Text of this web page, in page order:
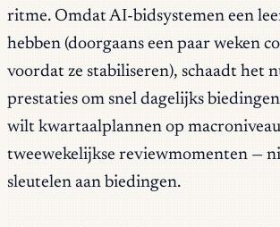
ritme. Omdat AI-bidsystemen een
hebben (doorgaans een paar weken
voordat ze stabiliseren), schaadt het
prestaties om snel dagelijks
wilt kwartaalplannen op
tweewekelijkse reviewmomenten —
sleutelen aan biedingen.